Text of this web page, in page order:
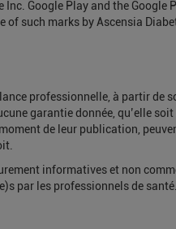
Google Play and the Google
such marks by Ascensia
professionnelle, à partir de
garantie donnée, qu’elle soit
de leur publication,
informatives et non
par les professionnels de santé.